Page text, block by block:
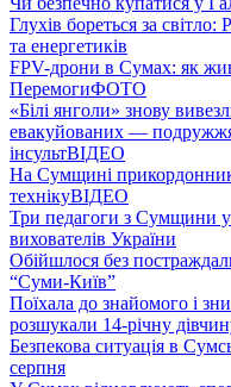
Глухів бореться за
та енергетиків
FPV-дрони в Сумах: як
ПеремогиФОТО
«Білі янголи» знову
евакуйованих — подружжя
інсультВІДЕО
На Сумщині
технікуВІДЕО
Три педагоги з Сумщини
вихователів України
Обійшлося без
“Суми-Київ”
Поїхала до знайомого і
розшукали 14-річну
Безпекова ситуація в
серпня